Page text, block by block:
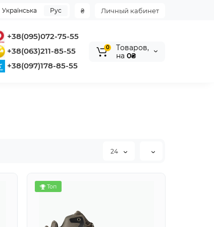
Личный кабинет
₴
Українська Рус
+38(095)072-75-55
+38(063)211-85-55
+38(097)178-85-55
0
Tоваров,
на 0₴
24
Топ